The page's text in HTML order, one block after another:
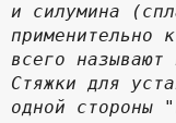
и силумина
применительно
всего называют
Стяжки для
одной стороны